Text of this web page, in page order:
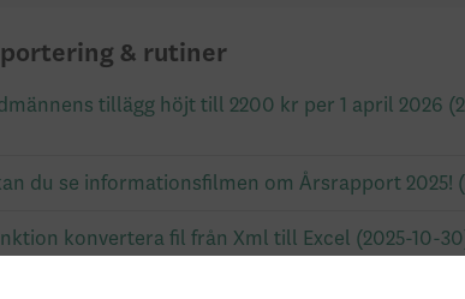
& rutiner
tillägg höjt till 2200 kr per 1 april 2026
du se informationsfilmen om Årsrapport 2025!
konvertera fil från Xml till Excel (2025-10-